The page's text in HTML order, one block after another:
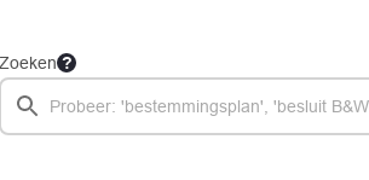
Zoeken